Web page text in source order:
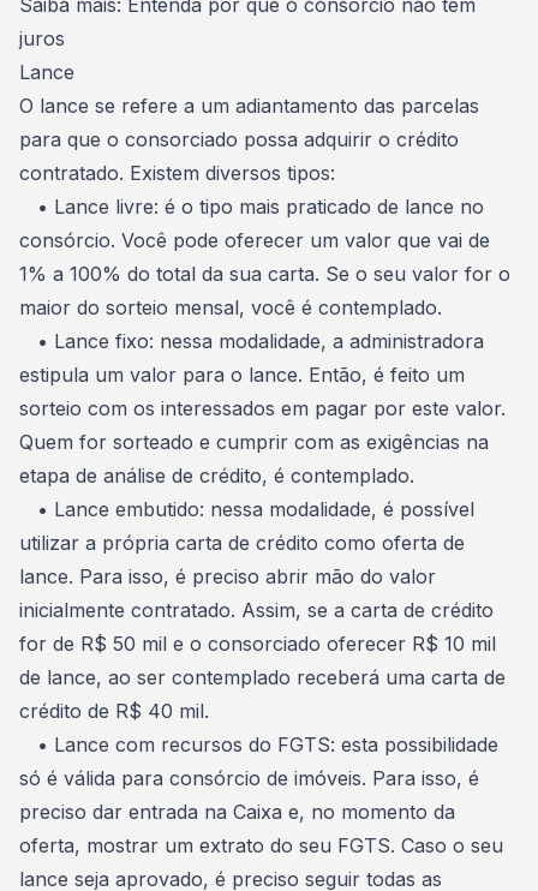
Saiba mais: Entenda por que o consórcio não tem
juros
Lance
O lance se refere a um adiantamento das parcelas
para que o consorciado possa adquirir o crédito
contratado. Existem diversos tipos:
• Lance livre: é o tipo mais praticado de lance no
consórcio. Você pode oferecer um valor que vai de
1% a 100% do total da sua carta. Se o seu valor for o
maior do sorteio mensal, você é contemplado.
• Lance fixo: nessa modalidade, a administradora
estipula um valor para o lance. Então, é feito um
sorteio com os interessados em pagar por este valor.
Quem for sorteado e cumprir com as exigências na
etapa de análise de crédito, é contemplado.
• Lance embutido: nessa modalidade, é possível
utilizar a própria carta de crédito como oferta de
lance. Para isso, é preciso abrir mão do valor
inicialmente contratado. Assim, se a carta de crédito
for de R$ 50 mil e o consorciado oferecer R$ 10 mil
de lance, ao ser contemplado receberá uma carta de
crédito de R$ 40 mil.
• Lance com recursos do FGTS: esta possibilidade
só é válida para consórcio de imóveis. Para isso, é
preciso dar entrada na Caixa e, no momento da
oferta, mostrar um extrato do seu FGTS. Caso o seu
lance seja aprovado, é preciso seguir todas as